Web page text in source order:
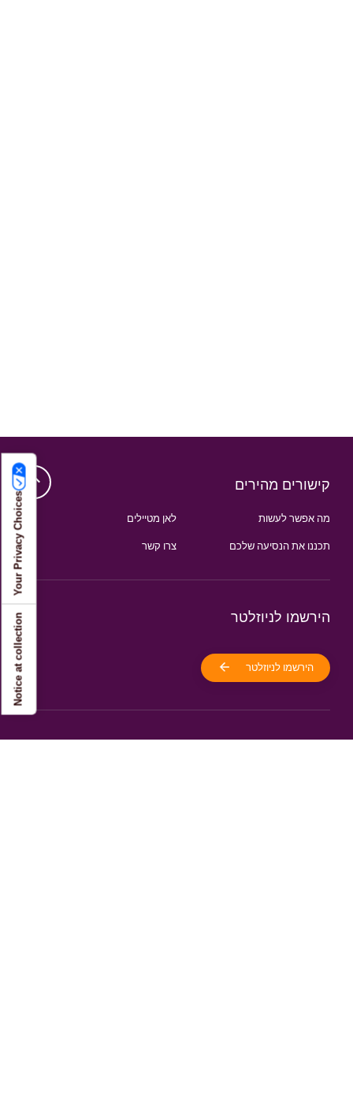
קישורים מהירים
מה אפשר לעשות
תכננו את הנסיעה שלכם
לאן מטיילים
צרו קשר
הירשמו לניוזלטר
הירשמו לניוזלטר
Your Privacy Choices
Notice at collection